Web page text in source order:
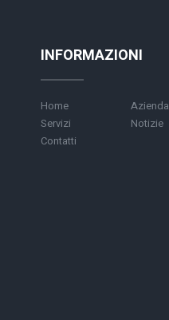
INFORMAZIONI
Home
Azienda
Servizi
Notizie
Contatti